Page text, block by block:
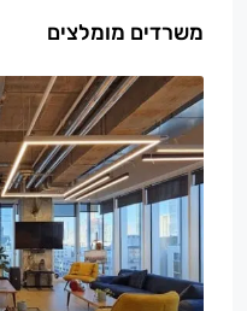
משרדים מומלצים